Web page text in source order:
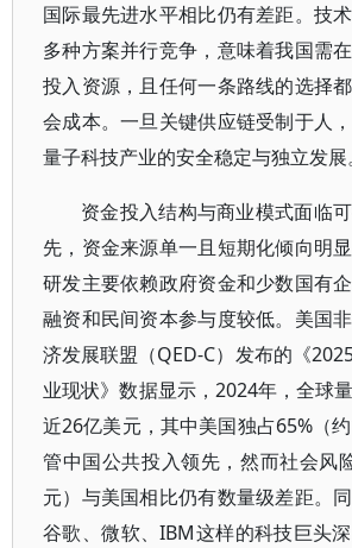
国际最先进水平相比仍有差距。技
多种方案并行竞争，意味着我国需
投入资源，且任何一条路线的选择
会成本。一旦关键供应链受制于人
量子科技产业的安全稳定与独立发展。
资金投入结构与商业模式面临
先，资金来源单一且短期化倾向明
研发主要依赖政府资金和少数国有
融资和民间资本参与度较低。美国
济发展联盟（QED-C）发布的《
业现状》数据显示，2024年，全球
近26亿美元，其中美国独占65%（
管中国公共投入领先，然而社会风
元）与美国相比仍有数量级差距。
谷歌、微软、IBM这样的科技巨头